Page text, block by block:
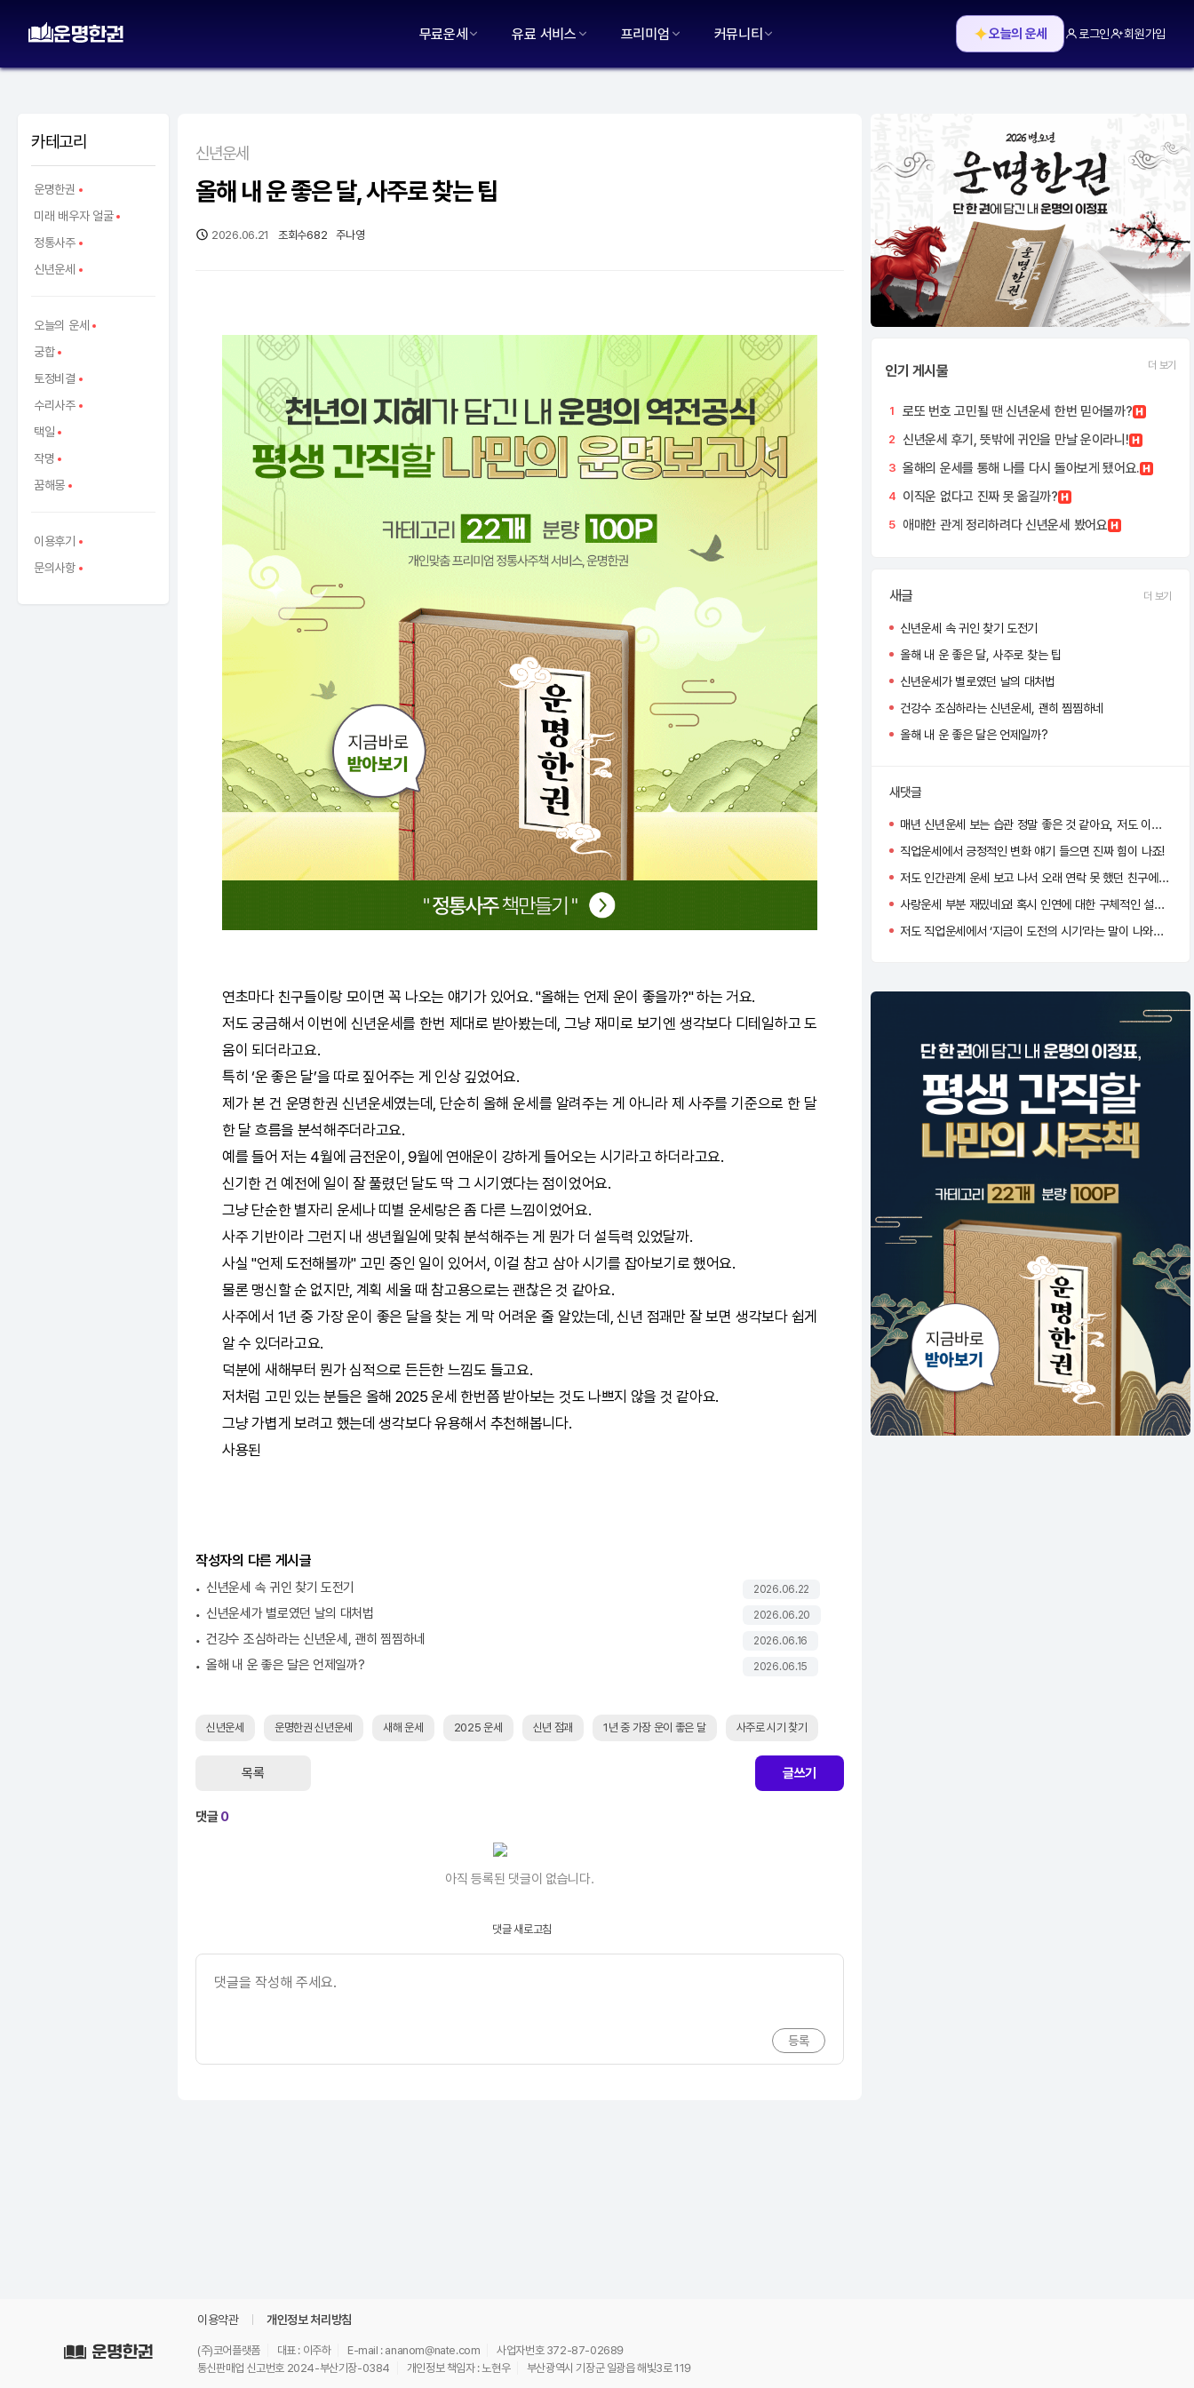
무료운세 유료 서비스 프리미엄 커뮤니티 ✦오늘의 운세 로그인 회원가입
카테고리
운명한권
미래 배우자 얼굴
정통사주
신년운세
오늘의 운세
궁합
토정비결
수리사주
택일
작명
꿈해몽
이용후기
문의사항
신년운세
올해 내 운 좋은 달, 사주로 찾는 팁
2026.06.21 조회수682 주나영
연초마다 친구들이랑 모이면 꼭 나오는 얘기가 있어요. "올해는 언제 운이 좋을까?" 하는 거요.
저도 궁금해서 이번에 신년운세를 한번 제대로 받아봤는데, 그냥 재미로 보기엔 생각보다 디테일하고 도
움이 되더라고요.
특히 ‘운 좋은 달’을 따로 짚어주는 게 인상 깊었어요.
제가 본 건 운명한권 신년운세 였는데, 단순히 올해 운세를 알려주는 게 아니라 제 사주를 기준으로 한 달
한 달 흐름을 분석해주더라고요.
예를 들어 저는 4월에 금전운이, 9월에 연애운이 강하게 들어오는 시기라고 하더라고요.
신기한 건 예전에 일이 잘 풀렸던 달도 딱 그 시기였다는 점이었어요.
그냥 단순한 별자리 운세나 띠별 운세랑은 좀 다른 느낌이었어요.
사주 기반이라 그런지 내 생년월일에 맞춰 분석해주는 게 뭔가 더 설득력 있었달까.
사실 "언제 도전해볼까" 고민 중인 일이 있어서, 이걸 참고 삼아 시기를 잡아보기로 했어요.
물론 맹신할 순 없지만, 계획 세울 때 참고용으로는 괜찮은 것 같아요.
사주에서 1년 중 가장 운이 좋은 달을 찾는 게 막 어려운 줄 알았는데, 신년 점괘만 잘 보면 생각보다 쉽게
알 수 있더라고요.
덕분에 새해부터 뭔가 심적으로 든든한 느낌도 들고요.
저처럼 고민 있는 분들은 올해 2025 운세 한번쯤 받아보는 것도 나쁘지 않을 것 같아요.
그냥 가볍게 보려고 했는데 생각보다 유용해서 추천해봅니다.
사용된
작성자의 다른 게시글
신년운세 속 귀인 찾기 도전기 2026.06.22
신년운세가 별로였던 날의 대처법 2026.06.20
건강수 조심하라는 신년운세, 괜히 찜찜하네 2026.06.16
올해 내 운 좋은 달은 언제일까? 2026.06.15
신년운세 운명한권 신년운세 새해 운세 2025 운세 신년 점괘 1년 중 가장 운이 좋은 달 사주로 시기 찾기
목록 글쓰기
댓글0
아직 등록된 댓글이 없습니다.
댓글 새로고침
인기 게시물 더 보기
1 로또 번호 고민될 땐 신년운세 한번 믿어볼까?
2 신년운세 후기, 뜻밖에 귀인을 만날 운이라니!
3 올해의 운세를 통해 나를 다시 돌아보게 됐어요.
4 이직운 없다고 진짜 못 옮길까?
5 애매한 관계 정리하려다 신년운세 봤어요
새글 더 보기
신년운세 속 귀인 찾기 도전기
올해 내 운 좋은 달, 사주로 찾는 팁
신년운세가 별로였던 날의 대처법
건강수 조심하라는 신년운세, 괜히 찜찜하네
올해 내 운 좋은 달은 언제일까?
새댓글
매년 신년운세 보는 습관 정말 좋은 것 같아요, 저도 이번에 처음 봤는데 앞으로 매년 확인하려고요ㅎㅎㅎ
직업운세에서 긍정적인 변화 얘기 들으면 진짜 힘이 나죠!
저도 인간관계 운세 보고 나서 오래 연락 못 했던 친구에게 먼저 연락했어요, 생각보다 큰 용기가 되더라고요!
사랑운세 부분 재밌네요! 혹시 인연에 대한 구체적인 설명도 나왔나요? 저도 기대하고 있어요 :)
저도 직업운세에서 ‘지금이 도전의 시기’라는 말이 나와서 용기 얻었어요! 신기하게도 현실 상황이랑 딱 맞아떨어지더라고요.
이용약관 개인정보 처리방침
(주)코어플랫폼 대표 : 이주하 E-mail : ananom@nate.com
사업자번호 372-87-02689
통신판매업 신고번호 2024-부산기장-0384
개인정보 책임자 : 노현우 부산광역시 기장군 일광읍 해빛3로 119